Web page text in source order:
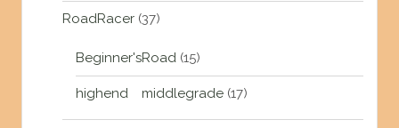
RoadRacer(37)
Beginner'sRoad(15)
highend middlegrade(17)